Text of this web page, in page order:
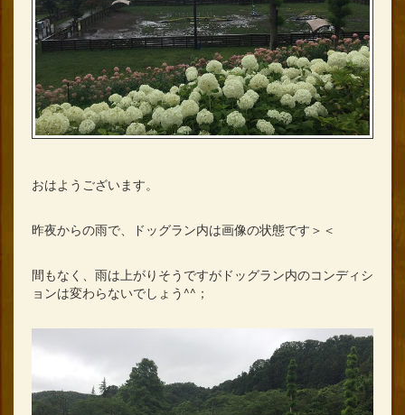
おはようございます。
昨夜からの雨で、ドッグラン内は画像の状態です＞＜
間もなく、雨は上がりそうですがドッグラン内のコンディシ
ョンは変わらないでしょう^^；